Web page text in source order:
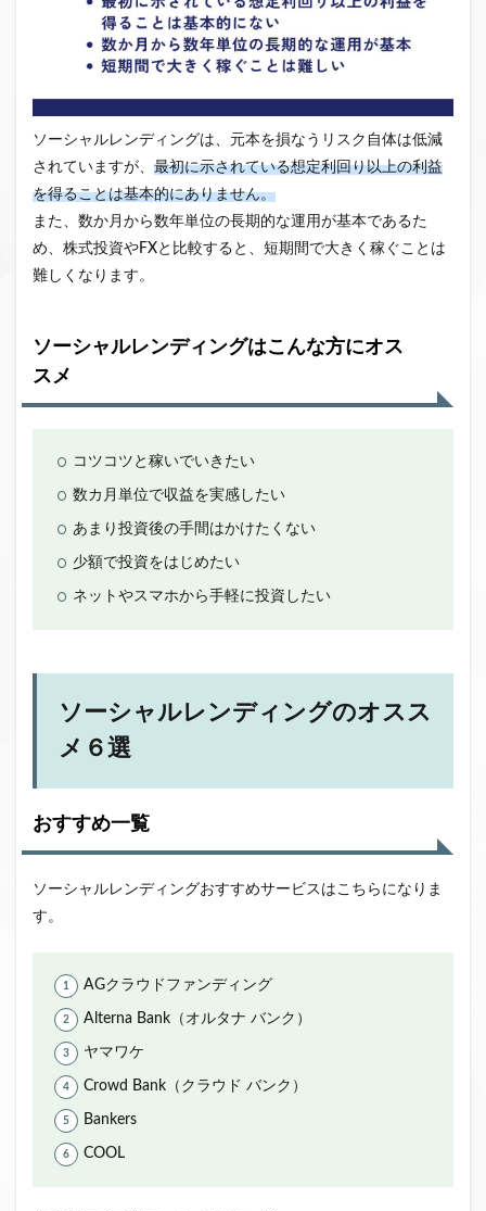
ソーシャルレンディングは、元本を損なうリスク自体は低減
されていますが、 最初に示されている想定利回り以上の利益
を得ることは基本的にありません。
また、数か月から数年単位の長期的な運用が基本であるた
め、株式投資やFXと比較すると、短期間で大きく稼ぐことは
難しくなります。
ソーシャルレンディングはこんな方にオス
スメ
コツコツと稼いでいきたい
数カ月単位で収益を実感したい
あまり投資後の手間はかけたくない
少額で投資をはじめたい
ネットやスマホから手軽に投資したい
ソーシャルレンディングのオスス
メ６選
おすすめ一覧
ソーシャルレンディングおすすめサービスはこちらになりま
す。
AGクラウドファンディング
Alterna Bank（オルタナ バンク）
ヤマワケ
Crowd Bank（クラウド バンク）
Bankers
COOL